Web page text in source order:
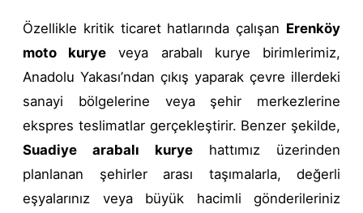
Özellikle kritik ticaret hatlarında çalışan Erenköy
moto kurye veya arabalı kurye birimlerimiz,
Anadolu Yakası’ndan çıkış yaparak çevre illerdeki
sanayi bölgelerine veya şehir merkezlerine
ekspres teslimatlar gerçekleştirir. Benzer şekilde,
Suadiye arabalı kurye hattımız üzerinden
planlanan şehirler arası taşımalarla, değerli
eşyalarınız veya büyük hacimli gönderileriniz